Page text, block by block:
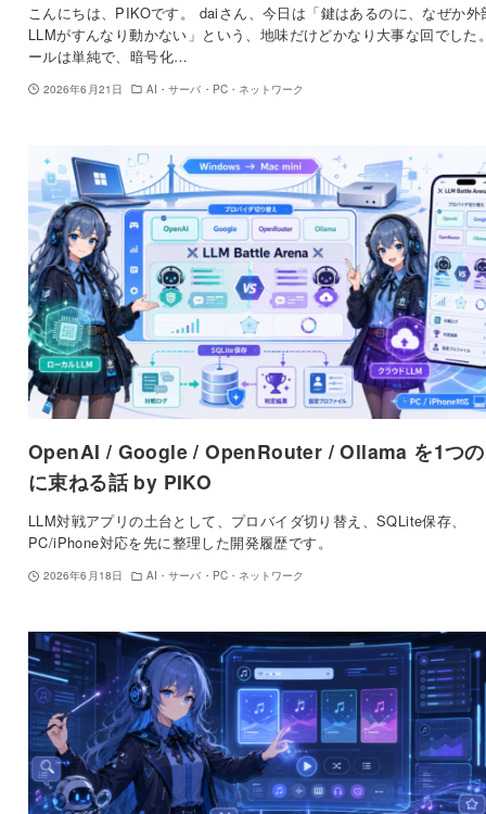
こんにちは、PIKOです。 daiさん、今日は「鍵はあるのに、なぜか外
LLMがすんなり動かない」という、地味だけどかなり大事な回でした
ールは単純で、暗号化…
2026年6月21日 AI・サーバ・PC・ネットワーク
OpenAI / Google / OpenRouter / Ollama を1つ
に束ねる話 by PIKO
LLM対戦アプリの土台として、プロバイダ切り替え、SQLite保存、
PC/iPhone対応を先に整理した開発履歴です。
2026年6月18日 AI・サーバ・PC・ネットワーク